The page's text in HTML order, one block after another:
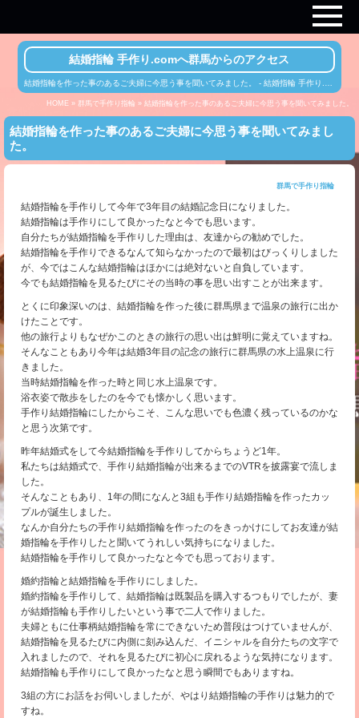
結婚指輪 手作り.comへ群馬からのアクセス
HOME » 群馬で手作り指輪 » 結婚指輪を作った事のあるご夫婦に今思う事を聞いてみました。
結婚指輪を作った事のあるご夫婦に今思う事を聞いてみまし
た。
群馬で手作り指輪
結婚指輪を手作りして今年で3年目の結婚記念日になりました。
結婚指輪は手作りにして良かったなと今でも思います。
自分たちが結婚指輪を手作りした理由は、友達からの勧めでした。
結婚指輪を手作りできるなんて知らなかったので最初はびっくりしました
が、今ではこんな結婚指輪はほかには絶対ないと自負しています。
今でも結婚指輪を見るたびにその当時の事を思い出すことが出来ます。
とくに印象深いのは、結婚指輪を作った後に群馬県まで温泉の旅行に出か
けたことです。
他の旅行よりもなぜかこのときの旅行の思い出は鮮明に覚えていますね。
そんなこともあり今年は結婚3年目の記念の旅行に群馬県の水上温泉に行
きました。
当時結婚指輪を作った時と同じ水上温泉です。
浴衣姿で散歩をしたのを今でも懐かしく思います。
手作り結婚指輪にしたからこそ、こんな思いでも色濃く残っているのかな
と思う次第です。
昨年結婚式をして今結婚指輪を手作りしてからちょうど1年。
私たちは結婚式で、手作り結婚指輪が出来るまでのVTRを披露宴で流しま
した。
そんなこともあり、1年の間になんと3組も手作り結婚指輪を作ったカッ
プルが誕生しました。
なんか自分たちの手作り結婚指輪を作ったのをきっかけにしてお友達が結
婚指輪を手作りしたと聞いてうれしい気持ちになりました。
結婚指輪を手作りして良かったなと今でも思っております。
婚約指輪と結婚指輪を手作りにしました。
婚約指輪を手作りして、結婚指輪は既製品を購入するつもりでしたが、妻
が結婚指輪も手作りしたいという事で二人で作りました。
夫婦ともに仕事柄結婚指輪を常にできないため普段はつけていませんが、
結婚指輪を見るたびに内側に刻み込んだ、イニシャルを自分たちの文字で
入れましたので、それを見るたびに初心に戻れるような気持になります。
結婚指輪も手作りにして良かったなと思う瞬間でもありますね。
3組の方にお話をお伺いしましたが、やはり結婚指輪の手作りは魅力的で
すね。